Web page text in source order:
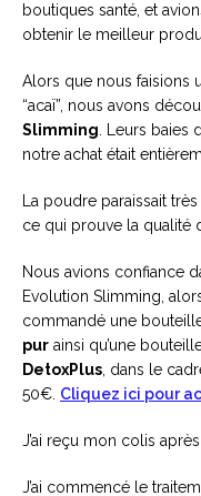
boutiques santé, et
obtenir le meilleur
Alors que nous faisions
“acaï”, nous avons
Slimming . Leurs baies
notre achat était
La poudre paraissait
ce qui prouve la qualité
Nous avions confiance
Evolution Slimming,
commandé une
pur ainsi qu’une
DetoxPlus , dans le
50€. Cliquez ici pour
J’ai reçu mon colis
J’ai commencé le